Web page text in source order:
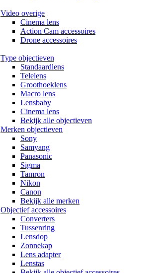
Video overige
Cinema lens
Action Cam accessoires
Drone accessoires
Type objectieven
Standaardlens
Telelens
Groothoeklens
Macro lens
Lensbaby
Cinema lens
Bekijk alle objectieven
Merken objectieven
Sony
Samyang
Panasonic
Sigma
Tamron
Nikon
Canon
Bekijk alle merken
Objectief accessoires
Converters
Tussenring
Lensdop
Zonnekap
Lens adapter
Lenstas